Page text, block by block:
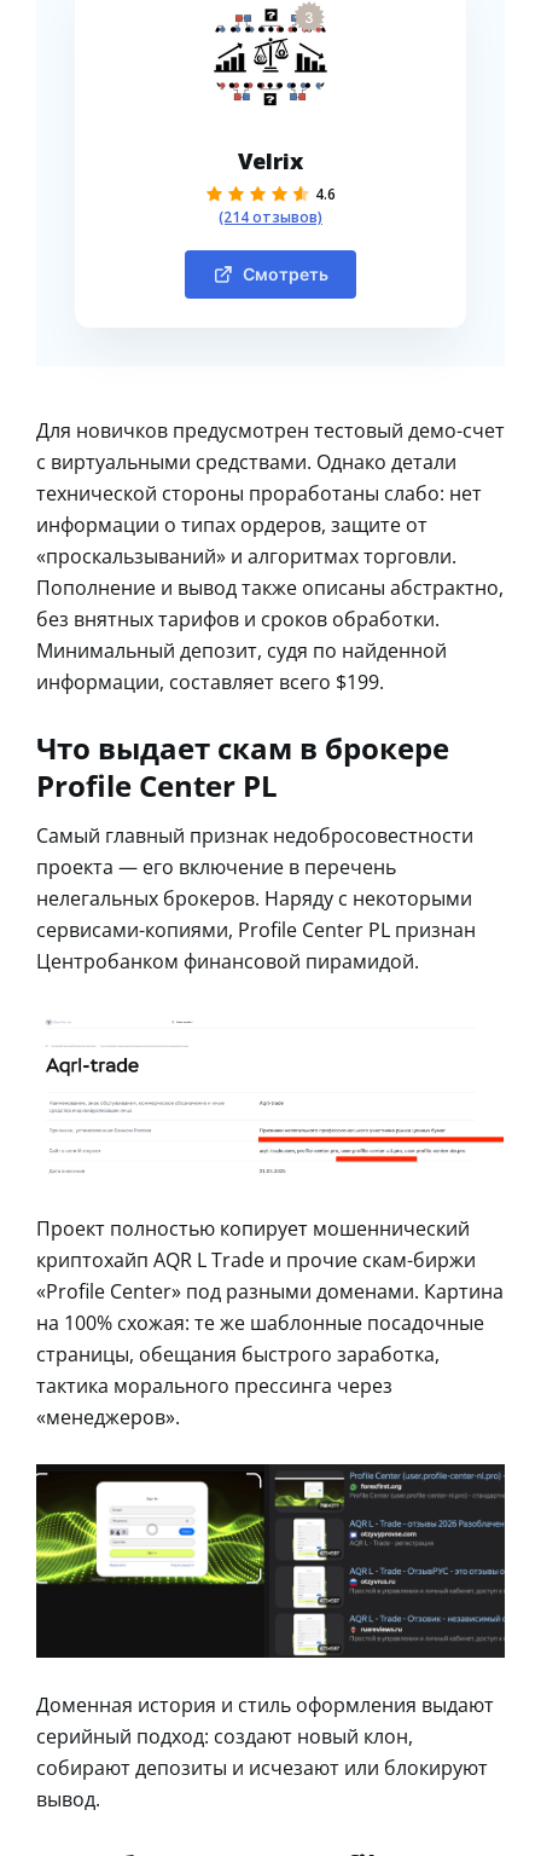
3
Velrix
4.6
(214 отзывов)
Смотреть
Для новичков предусмотрен тестовый демо-счет
с виртуальными средствами. Однако детали
технической стороны проработаны слабо: нет
информации о типах ордеров, защите от
«проскальзываний» и алгоритмах торговли.
Пополнение и вывод также описаны абстрактно,
без внятных тарифов и сроков обработки.
Минимальный депозит, судя по найденной
информации, составляет всего $199.
Что выдает скам в брокере
Profile Center PL
Самый главный признак недобросовестности
проекта — его включение в перечень
нелегальных брокеров. Наряду с некоторыми
сервисами-копиями, Profile Center PL признан
Центробанком финансовой пирамидой.
Проект полностью копирует мошеннический
криптохайп AQR L Trade и прочие скам-биржи
«Profile Center» под разными доменами. Картина
на 100% схожая: те же шаблонные посадочные
страницы, обещания быстрого заработка,
тактика морального прессинга через
«менеджеров».
Доменная история и стиль оформления выдают
серийный подход: создают новый клон,
собирают депозиты и исчезают или блокируют
вывод.